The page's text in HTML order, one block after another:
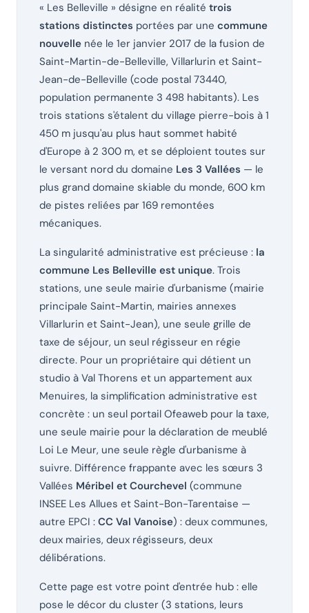
« Les Belleville » désigne en réalité trois
stations distinctes portées par une commune
nouvelle née le 1er janvier 2017 de la fusion de
Saint-Martin-de-Belleville, Villarlurin et Saint-
Jean-de-Belleville (code postal 73440,
population permanente 3 498 habitants). Les
trois stations s'étalent du village pierre-bois à 1
450 m jusqu'au plus haut sommet habité
d'Europe à 2 300 m, et se déploient toutes sur
le versant nord du domaine Les 3 Vallées — le
plus grand domaine skiable du monde, 600 km
de pistes reliées par 169 remontées
mécaniques.
La singularité administrative est précieuse : la
commune Les Belleville est unique. Trois
stations, une seule mairie d'urbanisme (mairie
principale Saint-Martin, mairies annexes
Villarlurin et Saint-Jean), une seule grille de
taxe de séjour, un seul régisseur en régie
directe. Pour un propriétaire qui détient un
studio à Val Thorens et un appartement aux
Menuires, la simplification administrative est
concrète : un seul portail Ofeaweb pour la taxe,
une seule mairie pour la déclaration de meublé
Loi Le Meur, une seule règle d'urbanisme à
suivre. Différence frappante avec les sœurs 3
Vallées Méribel et Courchevel (commune
INSEE Les Allues et Saint-Bon-Tarentaise —
autre EPCI : CC Val Vanoise) : deux communes,
deux mairies, deux régisseurs, deux
délibérations.
Cette page est votre point d'entrée hub : elle
pose le décor du cluster (3 stations, leurs
Hello! I'm the Chanlify assistant. How can I help?